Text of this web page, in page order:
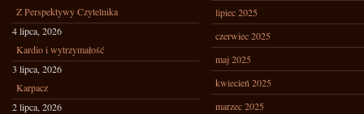
Z Perspektywy Czytelnika
4 lipca, 2026
Kardio i wytrzymałość
3 lipca, 2026
Karpacz
2 lipca, 2026
lipiec 2025
czerwiec 2025
maj 2025
kwiecień 2025
marzec 2025